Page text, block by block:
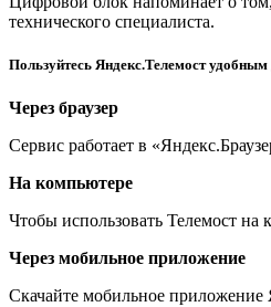
технического специалиста.
Пользуйтесь Яндекс.Телемост
Через браузер
Сервис работает в
На компьютере
Чтобы использовать Телемост на
Через мобильное приложение
Скачайте мобильное